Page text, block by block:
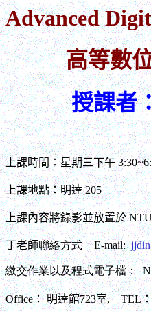
Advanced
高等數位
授課者
上課時間：星期三下午
上課地點：明達 205 上課
上課內容將錄影並放置於
丁老師聯絡方式 E-mail:
繳交作業以及程式電子檔：
Office： 明達館723室, TEL